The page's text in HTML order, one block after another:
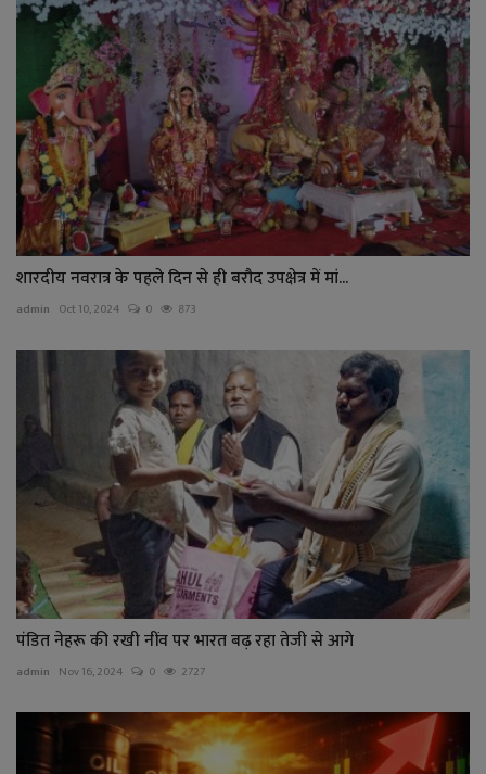
शारदीय नवरात्र के पहले दिन से ही बरौद उपक्षेत्र में मां...
admin Oct 10, 2024 0 873
पंडित नेहरू की रखी नींव पर भारत बढ़ रहा तेजी से आगे
admin Nov 16, 2024 0 2727